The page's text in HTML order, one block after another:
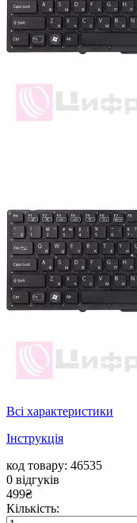
Всі характеристики
Інструкція
код товару: 46535
0 відгуків
499₴
Кількість: